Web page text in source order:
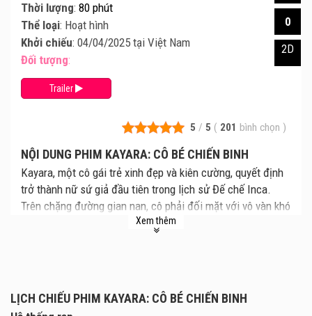
5 / 5 ( 201 bình chọn )
NỘI DUNG PHIM KAYARA: CÔ BÉ CHIẾN BINH
Kayara, một cô gái trẻ xinh đẹp và kiên cường, quyết định
trở thành nữ sứ giả đầu tiên trong lịch sử Đế chế Inca.
Trên chặng đường gian nan, cô phải đối mặt với vô vàn khó
khăn và hiểm nguy để bảo vệ thành phố Vàng trước nguy
thể chất mà còn từ trí tuệ và tinh thần đoàn kết.
Xem thêm
Thời lượng: 80 phút
Thể loại: Hoạt hình
Khởi chiếu: 04/04/2025 tại Việt Nam
Đối tượng:
Trailer
0
2D
LỊCH CHIẾU PHIM KAYARA: CÔ BÉ CHIẾN BINH